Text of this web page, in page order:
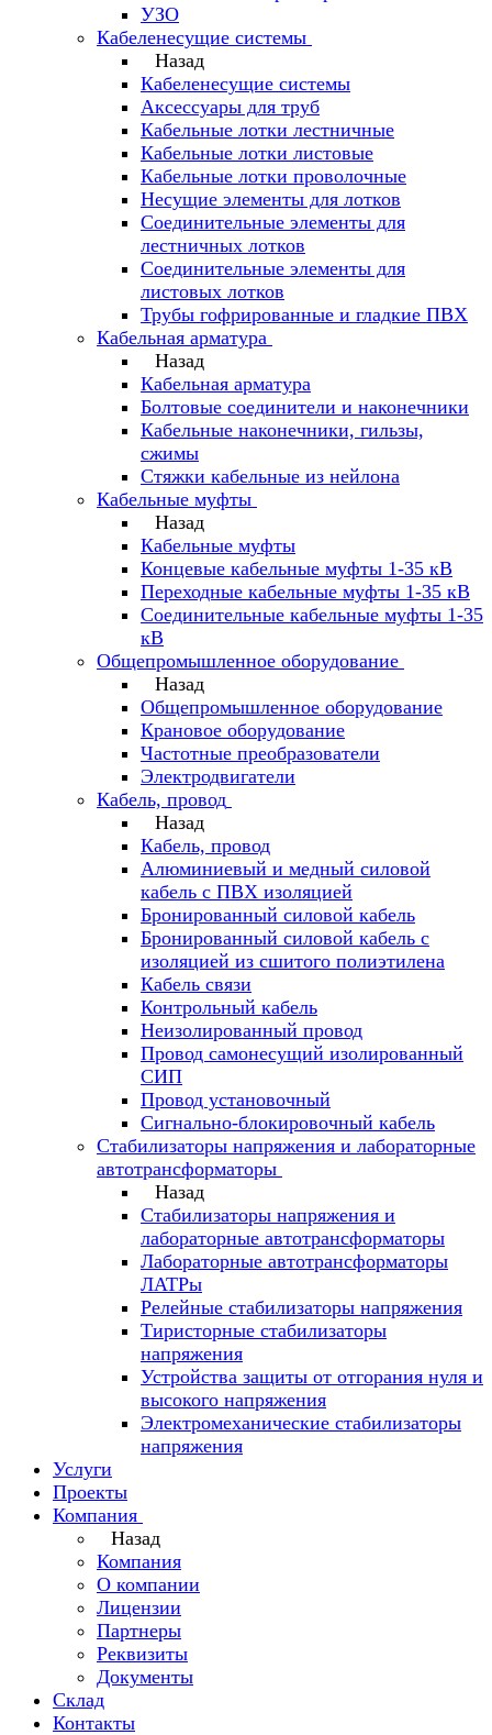
УЗО
Кабеленесущие системы
Назад
Кабеленесущие системы
Аксессуары для труб
Кабельные лотки лестничные
Кабельные лотки листовые
Кабельные лотки проволочные
Несущие элементы для лотков
Соединительные элементы для
лестничных лотков
Соединительные элементы для
листовых лотков
Трубы гофрированные и гладкие ПВХ
Кабельная арматура
Назад
Кабельная арматура
Болтовые соединители и наконечники
Кабельные наконечники, гильзы,
сжимы
Стяжки кабельные из нейлона
Кабельные муфты
Назад
Кабельные муфты
Концевые кабельные муфты 1-35 кВ
Переходные кабельные муфты 1-35 кВ
Соединительные кабельные муфты 1-35
кВ
Общепромышленное оборудование
Назад
Общепромышленное оборудование
Крановое оборудование
Частотные преобразователи
Электродвигатели
Кабель, провод
Назад
Кабель, провод
Алюминиевый и медный силовой
кабель с ПВХ изоляцией
Бронированный силовой кабель
Бронированный силовой кабель с
изоляцией из сшитого полиэтилена
Кабель связи
Контрольный кабель
Неизолированный провод
Провод самонесущий изолированный
СИП
Провод установочный
Сигнально-блокировочный кабель
Стабилизаторы напряжения и лабораторные
автотрансформаторы
Назад
Стабилизаторы напряжения и
лабораторные автотрансформаторы
Лабораторные автотрансформаторы
ЛАТРы
Релейные стабилизаторы напряжения
Тиристорные стабилизаторы
напряжения
Устройства защиты от отгорания нуля и
высокого напряжения
Электромеханические стабилизаторы
напряжения
Услуги
Проекты
Компания
Назад
Компания
О компании
Лицензии
Партнеры
Реквизиты
Документы
Склад
Контакты